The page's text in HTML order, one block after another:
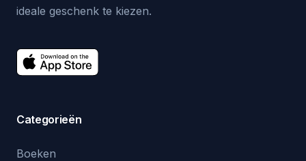
ideale geschenk te kiezen.
Categorieën
Boeken